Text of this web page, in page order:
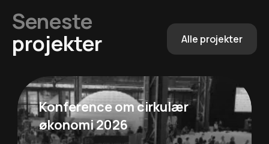
Seneste
projekter
Alle projekter
Konference om cirkulær
økonomi 2026